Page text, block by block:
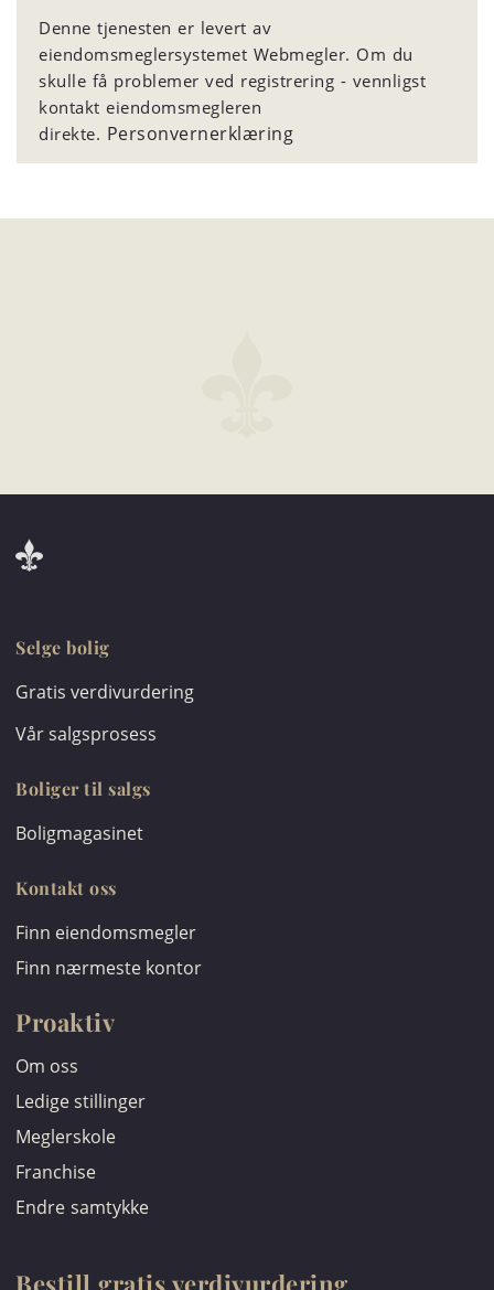
Denne tjenesten er levert av
eiendomsmeglersystemet Webmegler. Om du
skulle få problemer ved registrering - vennligst
kontakt eiendomsmegleren
direkte. Personvernerklæring
Selge bolig
Gratis verdivurdering
Vår salgsprosess
Boliger til salgs
Boligmagasinet
Kontakt oss
Finn eiendomsmegler
Finn nærmeste kontor
Proaktiv
Om oss
Ledige stillinger
Meglerskole
Franchise
Endre samtykke
Bestill gratis verdivurdering